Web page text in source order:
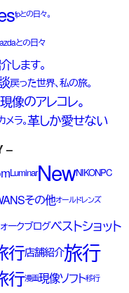
fpとの日々。
との日々
します。
戻った世界、私の旅。
現像のアレコレ。
ラ。革しか愛せない
–
LuminarNewNIKONPC
その他オールドレンズ
ークブログベストショット
行店舗紹介旅行
行漫画現像ソフト移行